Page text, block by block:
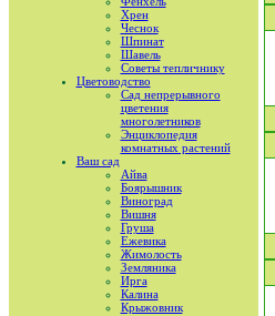
Хрен
Чеснок
Шпинат
Шавель
Советы тепличнику
Цветоводство
Сад непрерывного
цветения
многолетников
Энциклопедия
комнатных растений
Ваш сад
Айва
Боярышник
Виноград
Вишня
Груша
Ежевика
Жимолость
Земляника
Ирга
Калина
Крыжовник